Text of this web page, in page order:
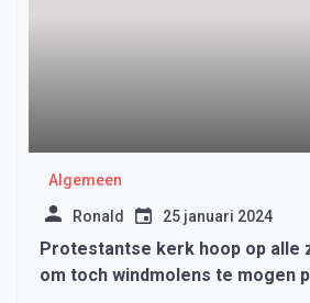
Algemeen
Ronald 25 januari 2024
Protestantse kerk hoop op alle
om toch windmolens te mogen